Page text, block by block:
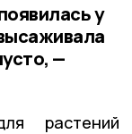
у
—
растений